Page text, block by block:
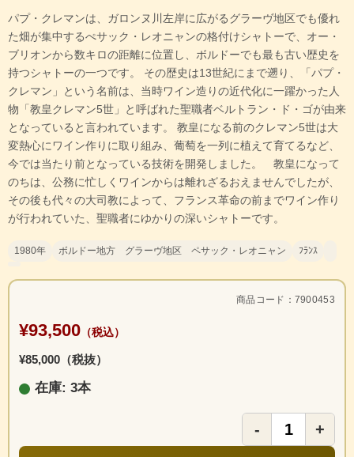
パプ・クレマンは、ガロンヌ川左岸に広がるグラーヴ地区でも優れ
た畑が集中するぺサック・レオニャンの格付けシャトーで、オー・
ブリオンから数キロの距離に位置し、ボルドーでも最も古い歴史を
持つシャトーの一つです。 その歴史は13世紀にまで遡り、「パプ・
クレマン」という名前は、当時ワイン造りの近代化に一躍かった人
物「教皇クレマン5世」と呼ばれた聖職者ベルトラン・ド・ゴが由来
となっていると言われています。 教皇になる前のクレマン5世は大
変熱心にワイン作りに取り組み、葡萄を一列に植えて育てるなど、
今では当たり前となっている技術を開発しました。 教皇になって
のちは、公務に忙しくワインからは離れざるおえませんでしたが、
その後も代々の大司教によって、フランス革命の前までワイン作り
が行われていた、聖職者にゆかりの深いシャトーです。
1980年 ボルドー地方 グラーヴ地区 ペサック・レオニャン ﾌﾗﾝｽ
商品コード：7900453
¥93,500 （税込）
¥85,000（税抜）
在庫: 3本
- +